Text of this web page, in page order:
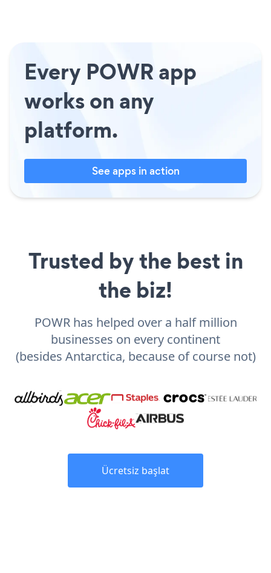
Every POWR app
works on any
platform.
See apps in action
Trusted by the best in
the biz!
POWR has helped over a half million
businesses on every continent
(besides Antarctica, because of course not)
Ücretsiz başlat